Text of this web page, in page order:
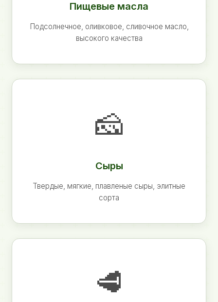
Пищевые масла
Подсолнечное, оливковое, сливочное масло,
высокого качества
🧀
Сыры
Твердые, мягкие, плавленые сыры, элитные
сорта
🥩